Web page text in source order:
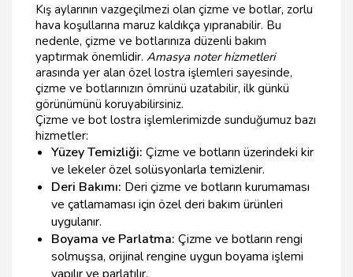
Kış aylarının vazgeçilmezi olan çizme ve botlar, zorlu
hava koşullarına maruz kaldıkça yıpranabilir. Bu
nedenle, çizme ve botlarınıza düzenli bakım
yaptırmak önemlidir. Amasya noter hizmetleri
arasında yer alan özel lostra işlemleri sayesinde,
çizme ve botlarınızın ömrünü uzatabilir, ilk günkü
görünümünü koruyabilirsiniz.
Çizme ve bot lostra işlemlerimizde sunduğumuz bazı
hizmetler:
Yüzey Temizliği: Çizme ve botların üzerindeki kir
ve lekeler özel solüsyonlarla temizlenir.
Deri Bakımı: Deri çizme ve botların kurumaması
ve çatlamaması için özel deri bakım ürünleri
uygulanır.
Boyama ve Parlatma: Çizme ve botların rengi
solmuşsa, orijinal rengine uygun boyama işlemi